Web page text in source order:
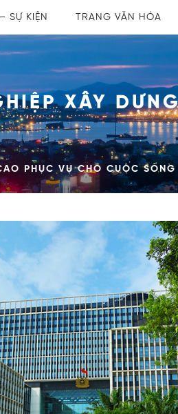
SỰ KIỆN TRANG VĂN HÓA
XÂY
PHỤC VỤ CHO CUỘC SỐNG